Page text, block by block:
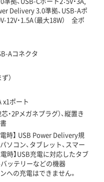
Delivery 3.0準拠、USB-Aポ
12V・1.5A（最大18W） 全ポ
Aコネクタ
）
x1ポート
・2Pメガネプラグ）、縦置き
時】 USB Power Delivery規
コン、タブレット、スマー
時】USB充電に対応したタブ
バッテリーなどの機器
への充電はできません。